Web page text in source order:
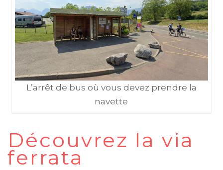
L’arrêt de bus où vous devez prendre la
navette
Découvrez la via
ferrata